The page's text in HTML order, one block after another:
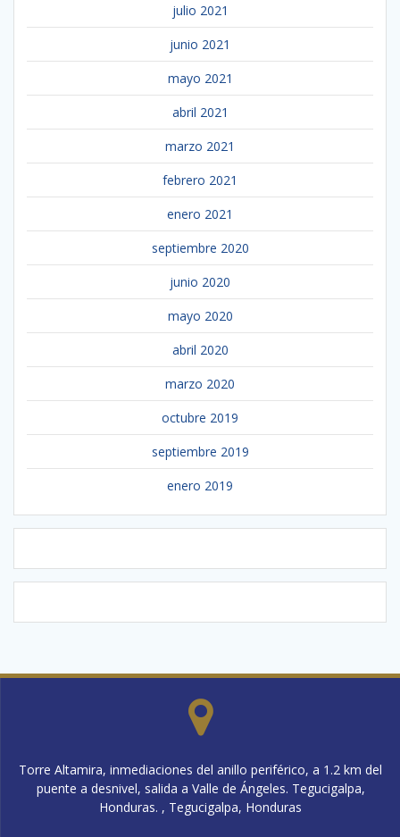
julio 2021
junio 2021
mayo 2021
abril 2021
marzo 2021
febrero 2021
enero 2021
septiembre 2020
junio 2020
mayo 2020
abril 2020
marzo 2020
octubre 2019
septiembre 2019
enero 2019
Torre Altamira, inmediaciones del anillo periférico, a 1.2 km del
puente a desnivel, salida a Valle de Ángeles. Tegucigalpa,
Honduras. , Tegucigalpa, Honduras